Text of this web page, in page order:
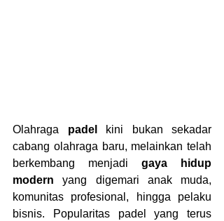
Olahraga padel
kini bukan sekadar
cabang olahraga baru, melainkan telah
berkembang menjadi gaya hidup
modern yang digemari anak muda,
komunitas profesional, hingga pelaku
bisnis. Popularitas padel yang terus